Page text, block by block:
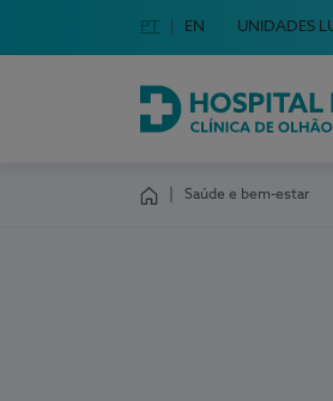
Escolha o seu idioma
Idioma em Português
PT English Language
EN UNIDADES
Hospital da Luz
Saúde e bem-estar